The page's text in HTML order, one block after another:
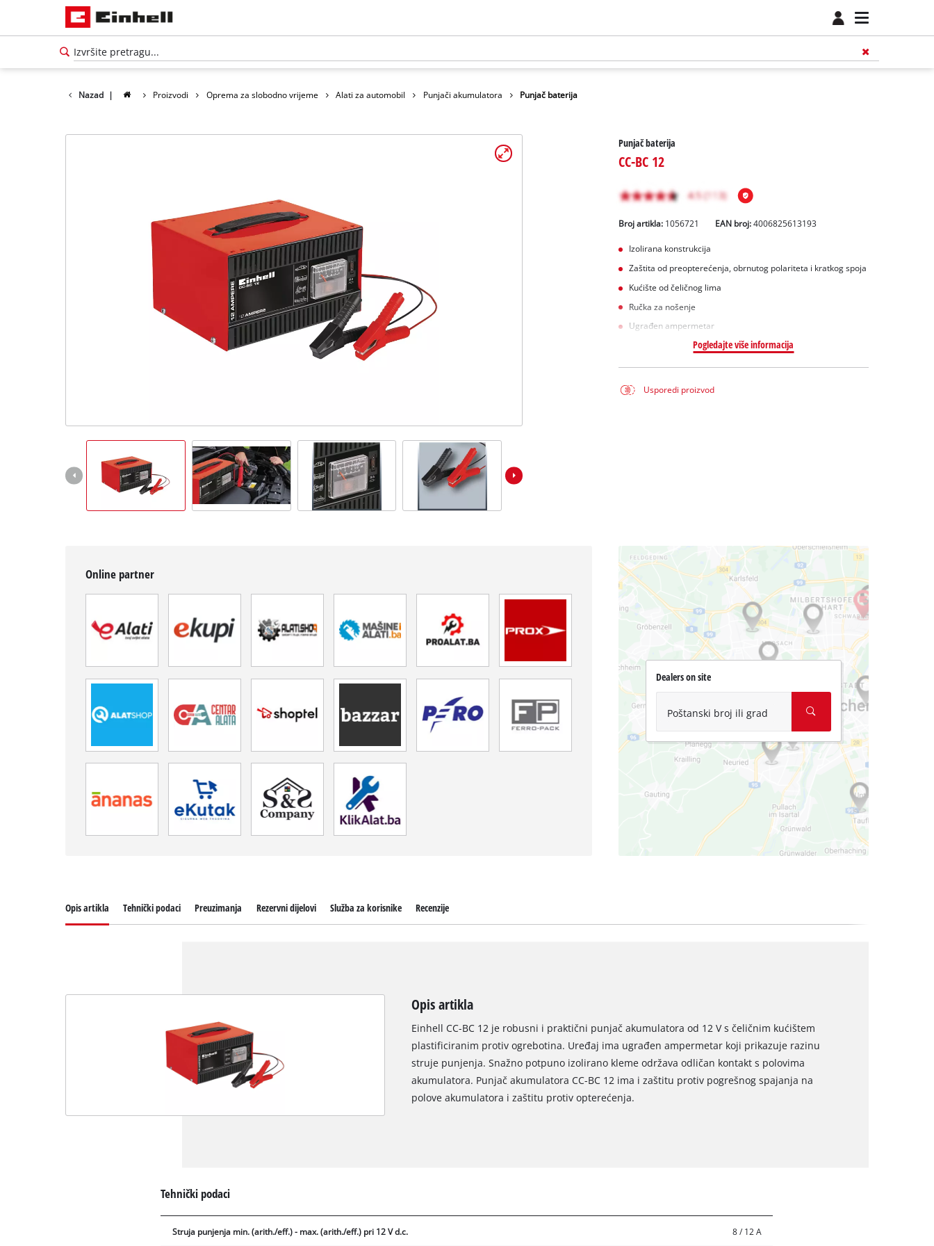
Nazad | Proizvodi Oprema za slobodno vrijeme Alati za automobil Punjači akumulatora Punjač baterija
Punjač baterija
CC-BC 12
Broj artikla: 1056721 EAN broj:4006825613193
Izolirana konstrukcija
Zaštita od preopterećenja, obrnutog polariteta i kratkog spoja
Kućište od čeličnog lima
Ručka za nošenje
Ugrađen ampermetar
Pogledajte više informacija
Usporedi proizvod
Online partner
Dealers on site
Poštanski broj ili grad
Opis artikla Tehnički podaci Preuzimanja Rezervni dijelovi Služba za korisnike Recenzije
Opis artikla
Einhell CC-BC 12 je robusni i praktični punjač akumulatora od 12 V s čeličnim kućištem
plastificiranim protiv ogrebotina. Uređaj ima ugrađen ampermetar koji prikazuje razinu
struje punjenja. Snažno potpuno izolirano kleme održava odličan kontakt s polovima
akumulatora. Punjač akumulatora CC-BC 12 ima i zaštitu protiv pogrešnog spajanja na
polove akumulatora i zaštitu protiv opterećenja.
Tehnički podaci
Struja punjenja min. (arith./eff.) - max. (arith./eff.) pri 12 V d.c. 8 / 12 A